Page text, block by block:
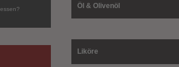
Öl & Olivenöl
Liköre